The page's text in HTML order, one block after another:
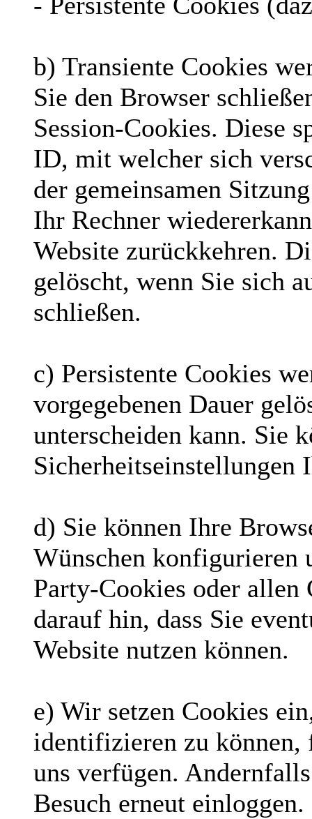
b) Transiente Cookies
Sie den Browser
Session-Cookies. Diese
ID, mit welcher sich
der gemeinsamen
Ihr Rechner
Website zurückkehren.
gelöscht, wenn Sie sich
schließen.
c) Persistente Cookies
vorgegebenen Dauer
unterscheiden kann. Sie
Sicherheitseinstellungen
d) Sie können Ihre
Wünschen konfigurieren
Party-Cookies oder allen
darauf hin, dass Sie
Website nutzen können.
e) Wir setzen Cookies
identifizieren zu können,
uns verfügen.
Besuch erneut einloggen.